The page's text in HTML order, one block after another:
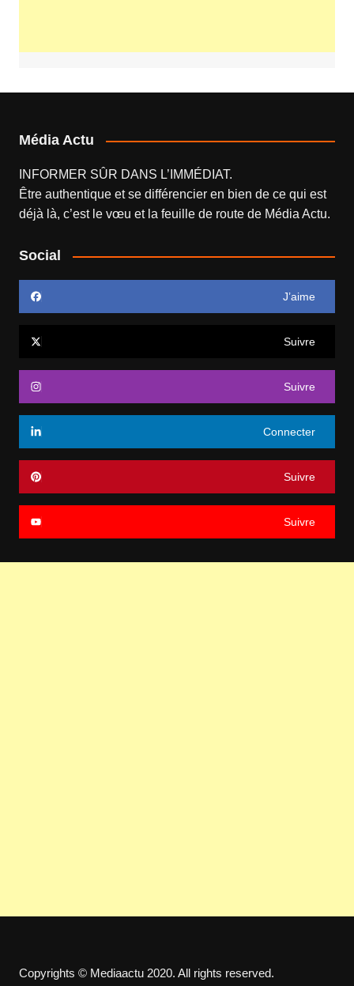
Média Actu
INFORMER SÛR DANS L’IMMÉDIAT.
Être authentique et se différencier en bien de ce qui est
déjà là, c’est le vœu et la feuille de route de Média Actu.
Social
J’aime
Suivre
Suivre
Connecter
Suivre
Suivre
Copyrights © Mediaactu 2020. All rights reserved.